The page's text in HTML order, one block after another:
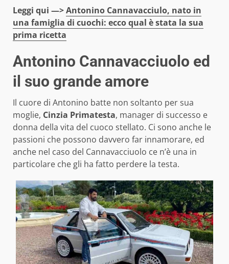
Leggi qui —>Antonino Cannavacciulo, nato in
una famiglia di cuochi: ecco qual è stata la sua
prima ricetta
Antonino Cannavacciuolo ed
il suo grande amore
Il cuore di Antonino batte non soltanto per sua
moglie, Cinzia Primatesta, manager di successo e
donna della vita del cuoco stellato. Ci sono anche le
passioni che possono davvero far innamorare, ed
anche nel caso del Cannavacciuolo ce n’è una in
particolare che gli ha fatto perdere la testa.